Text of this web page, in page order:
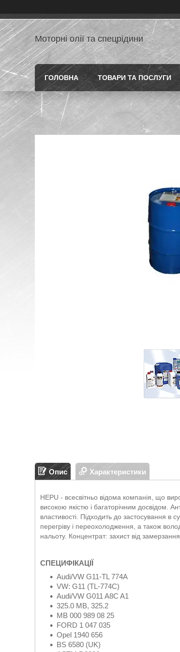
Моторні олії та спецрідини
ГОЛОВНА ТОВАРИ ТА ПОСЛУГИ
Опис Характеристики
HEPU - всесвітньо відома компанія, що
високою якістю і багаторічним досвідом.
властивості. Підходить до застосування в
перегріву і переохолодження, а також
нальоту. Концентрат: захист від
СПЕЦИФІКАЦІЇ
Audi/VW G11-TL 774A
VW: G11 (TL-774C)
Audi/VW G011 A8C A1
325.0 MB, 325.2
MB 000 989 08 25
FORD 1 047 035
Opel 1940 656
BS 6580 (UK)